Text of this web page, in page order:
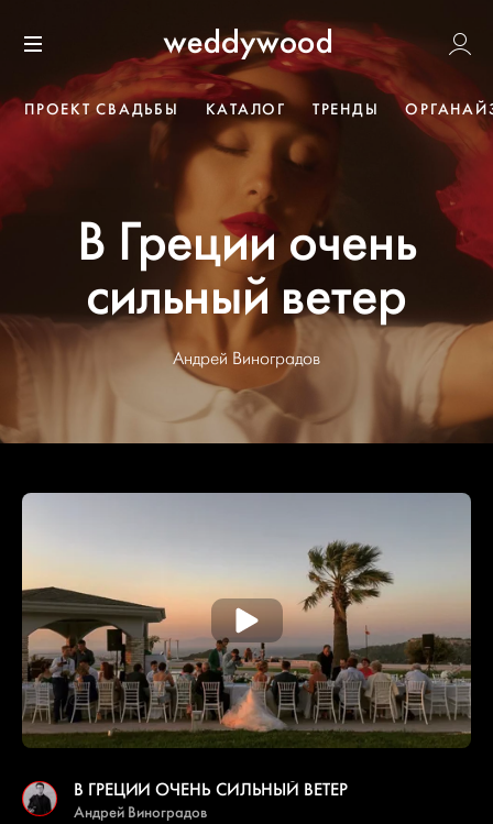
к содержанию
Меню
Weddywood
ПРОЕКТ СВАДЬБЫ КАТАЛОГ ТРЕНДЫ
В Греции очень
сильный ветер
Андрей Виноградов
В ГРЕЦИИ ОЧЕНЬ СИЛЬНЫЙ ВЕТЕР
Андрей Виноградов